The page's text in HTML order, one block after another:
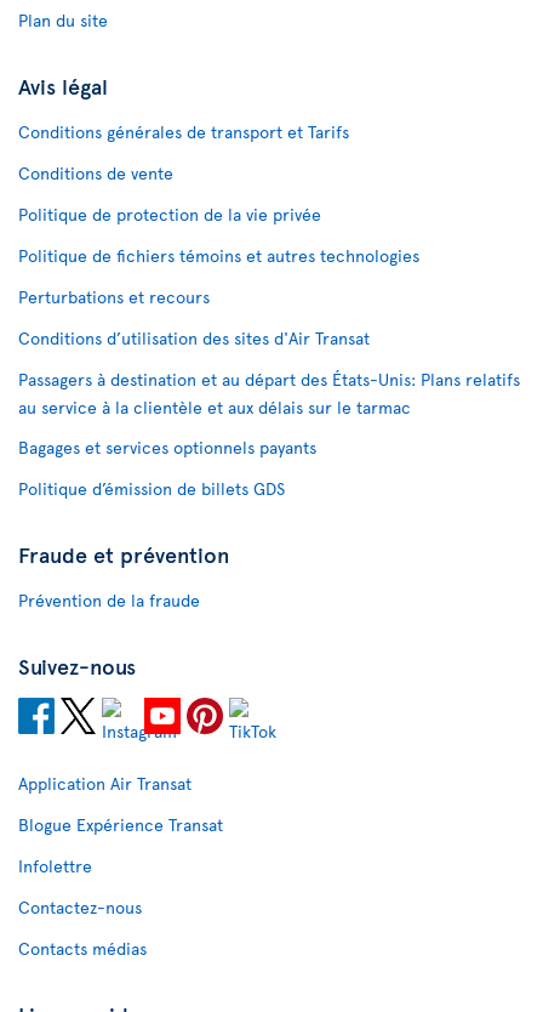
Plan du site
Avis légal
Conditions générales de transport et Tarifs
Conditions de vente
Politique de protection de la vie privée
Politique de fichiers témoins et autres technologies
Perturbations et recours
Conditions d’utilisation des sites d'Air Transat
Passagers à destination et au départ des États-Unis: Plans relatifs
au service à la clientèle et aux délais sur le tarmac
Bagages et services optionnels payants
Politique d’émission de billets GDS
Fraude et prévention
Prévention de la fraude
Suivez-nous
Application Air Transat
Blogue Expérience Transat
Infolettre
Contactez-nous
Contacts médias